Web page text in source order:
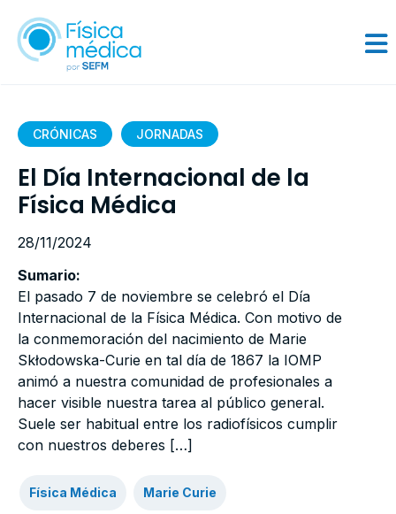
CRÓNICAS JORNADAS
El Día Internacional de la
Física Médica
28/11/2024
Sumario:
El pasado 7 de noviembre se celebró el Día
Internacional de la Física Médica. Con motivo de
la conmemoración del nacimiento de Marie
Skłodowska-Curie en tal día de 1867 la IOMP
animó a nuestra comunidad de profesionales a
hacer visible nuestra tarea al público general.
Suele ser habitual entre los radiofísicos cumplir
con nuestros deberes […]
Física Médica Marie Curie